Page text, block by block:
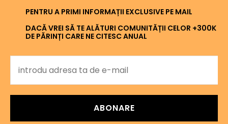
PENTRU A PRIMI INFORMAȚII EXCLUSIVE PE MAIL
DACĂ VREI SĂ TE ALĂTURI COMUNITĂȚII CELOR +300K
DE PĂRINȚI CARE NE CITESC ANUAL
ABONARE